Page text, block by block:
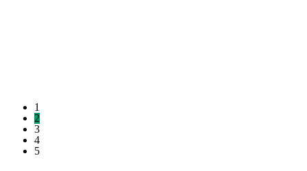
1
2
3
4
5